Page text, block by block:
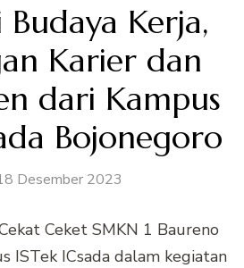
Kerja,
Karier dan
dari Kampus
Bojonegoro
Desember 2023
Ceket SMKN 1 Baureno
ISTek ICsada dalam kegiatan